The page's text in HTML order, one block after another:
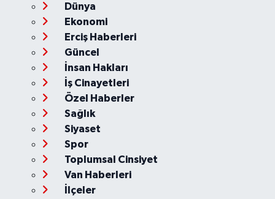
Dünya
Ekonomi
Erciş Haberleri
Güncel
İnsan Hakları
İş Cinayetleri
Özel Haberler
Sağlık
Siyaset
Spor
Toplumsal Cinsiyet
Van Haberleri
İlçeler